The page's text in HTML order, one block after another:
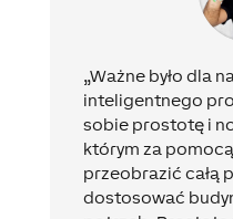
„Ważne było dla
inteligentnego
sobie prostotę i
którym za
przeobrazić całą
dostosować